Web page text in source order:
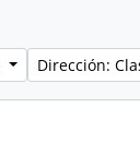
Dirección: